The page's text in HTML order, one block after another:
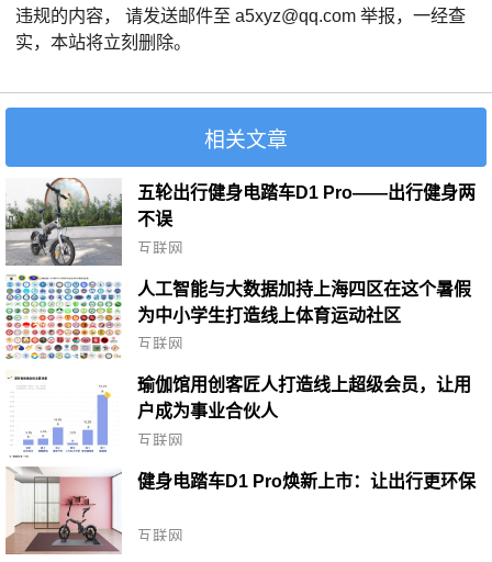
违规的内容， 请发送邮件至 a5xyz@qq.com 举报，一经查
实，本站将立刻删除。
相关文章
五轮出行健身电踏车D1 Pro——出行健身两
不误
互联网
人工智能与大数据加持上海四区在这个暑假
为中小学生打造线上体育运动社区
互联网
瑜伽馆用创客匠人打造线上超级会员，让用
户成为事业合伙人
互联网
健身电踏车D1 Pro焕新上市：让出行更环保
互联网